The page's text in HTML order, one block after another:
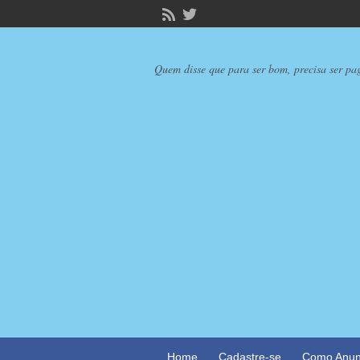
Quem disse que para ser bom, precisa ser
Home Cadastre-se Como